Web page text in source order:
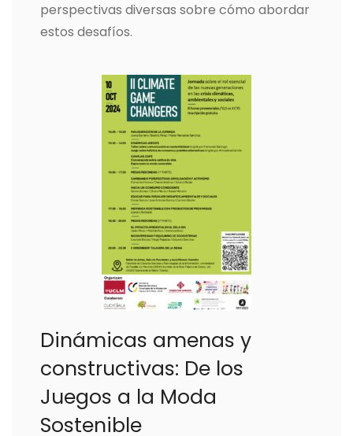
perspectivas diversas sobre cómo abordar
estos desafíos.
Dinámicas amenas y
constructivas: De los
Juegos a la Moda
Sostenible